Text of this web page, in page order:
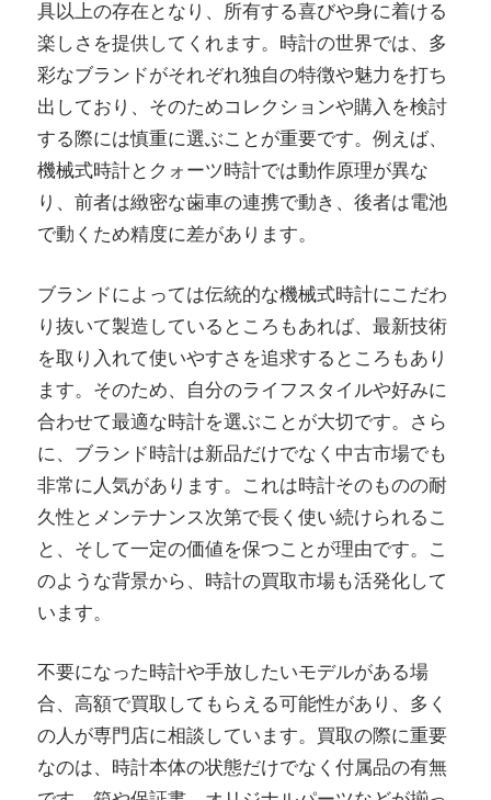
大
化
し
よ
う。
具以上の存在となり、所有する喜びや身に着ける
楽しさを提供してくれます。時計の世界では、多
彩なブランドがそれぞれ独自の特徴や魅力を打ち
出しており、そのためコレクションや購入を検討
する際には慎重に選ぶことが重要です。例えば、
機械式時計とクォーツ時計では動作原理が異な
り、前者は緻密な歯車の連携で動き、後者は電池
で動くため精度に差があります。
ブランドによっては伝統的な機械式時計にこだわ
り抜いて製造しているところもあれば、最新技術
を取り入れて使いやすさを追求するところもあり
ます。そのため、自分のライフスタイルや好みに
合わせて最適な時計を選ぶことが大切です。さら
に、ブランド時計は新品だけでなく中古市場でも
非常に人気があります。これは時計そのものの耐
久性とメンテナンス次第で長く使い続けられるこ
と、そして一定の価値を保つことが理由です。こ
のような背景から、時計の買取市場も活発化して
います。
不要になった時計や手放したいモデルがある場
合、高額で買取してもらえる可能性があり、多く
の人が専門店に相談しています。買取の際に重要
なのは、時計本体の状態だけでなく付属品の有無